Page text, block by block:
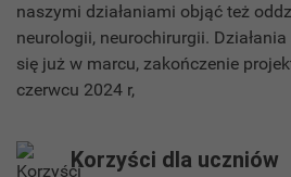
naszymi działaniami objąć też
neurologii, neurochirurgii.
się już w marcu, zakończenie
czerwcu 2024 r,
Korzyści dla uczniów